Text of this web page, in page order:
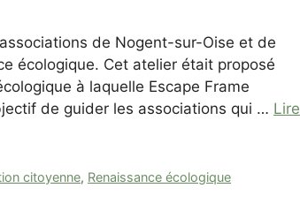
de Nogent-sur-Oise et de
écologique. Cet atelier était proposé
à laquelle Escape Frame
de guider les associations qui … Lire
citoyenne, Renaissance écologique